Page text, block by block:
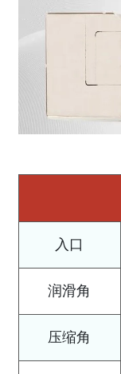
入口
润滑角
压缩角